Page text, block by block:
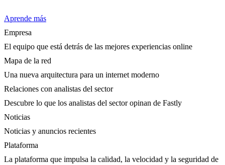
Aprende más
Empresa
El equipo que está detrás de las mejores experiencias online
Mapa de la red
Una nueva arquitectura para un internet moderno
Relaciones con analistas del sector
Descubre lo que los analistas del sector opinan de Fastly
Noticias
Noticias y anuncios recientes
Plataforma
La plataforma que impulsa la calidad, la velocidad y la seguridad de